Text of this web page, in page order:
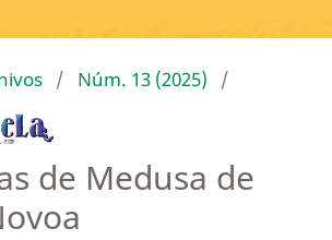
/ Núm. 13 (2025)
/
de Medusa de